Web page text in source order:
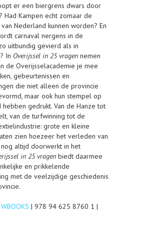
er een biergrens dwars door
Had Kampen echt zomaar de
Nederland kunnen worden? En
carnaval nergens in de
uitbundig gevierd als in
In Overijssel in 25 vragen nemen
de Overijsselacademie je mee
gebeurtenissen en
die niet alleen de provincie
maar ook hun stempel op
hebben gedrukt. Van de Hanze tot
van de turfwinning tot de
grote en kleine
zien hoezeer het verleden van
altijd doorwerkt in het
in 25 vragen biedt daarmee
en prikkelende
met de veelzijdige geschiedenis
WBOOKS | 978 94 625 8760 1 |